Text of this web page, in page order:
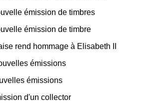
émission de timbres
émission de timbre
rend hommage à Elisabeth II
émissions
émissions
d'un collector